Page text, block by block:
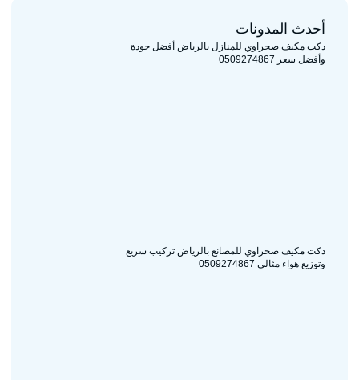
أحدث المدونات
دكت مكيف صحراوي للمنازل بالرياض أفضل جودة
وأفضل سعر 0509274867
دكت مكيف صحراوي للمصانع بالرياض تركيب سريع
وتوزيع هواء مثالي 0509274867